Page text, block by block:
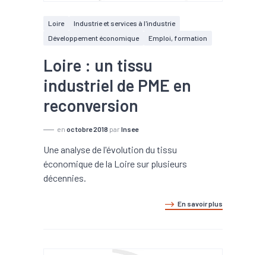
Loire
Industrie et services à l'industrie
Développement économique
Emploi, formation
Loire : un tissu
industriel de PME en
reconversion
en octobre 2018 par Insee
Une analyse de l'évolution du tissu
économique de la Loire sur plusieurs
décennies.
En savoir plus